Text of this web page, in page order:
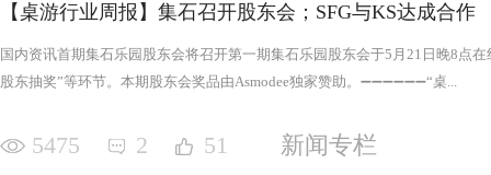
【桌游行业周报】集石召开股东会；SFG与KS达成合作
国内资讯首期集石乐园股东会将召开第一期集石乐园股东会于5月21日晚8点
股东抽奖”等环节。本期股东会奖品由Asmodee独家赞助。➖➖➖➖➖➖“桌...
5475 2 51 新闻专栏